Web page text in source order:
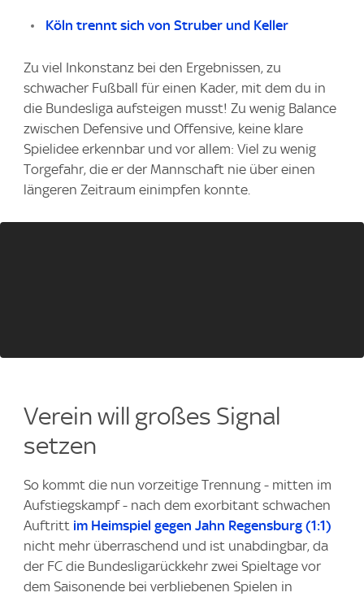
Köln trennt sich von Struber und Keller
Zu viel Inkonstanz bei den Ergebnissen, zu
schwacher Fußball für einen Kader, mit dem du in
die Bundesliga aufsteigen musst! Zu wenig Balance
zwischen Defensive und Offensive, keine klare
Spielidee erkennbar und vor allem: Viel zu wenig
Torgefahr, die er der Mannschaft nie über einen
längeren Zeitraum einimpfen konnte.
Verein will großes Signal
setzen
So kommt die nun vorzeitige Trennung - mitten im
Aufstiegskampf - nach dem exorbitant schwachen
Auftritt im Heimspiel gegen Jahn Regensburg (1:1)
nicht mehr überraschend und ist unabdingbar, da
der FC die Bundesligarückkehr zwei Spieltage vor
dem Saisonende bei verbliebenen Spielen in